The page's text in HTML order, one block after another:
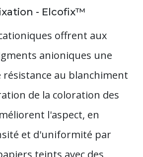
- Elcofix™
offrent aux
anioniques une
au blanchiment
de la coloration des
l'aspect, en
et d'uniformité par
teints avec des